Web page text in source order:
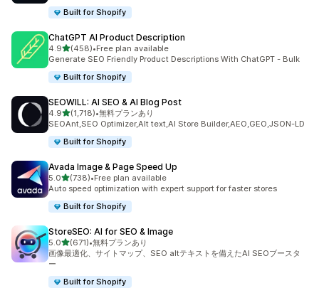
Built for Shopify
ChatGPT AI Product Description
4.95つ星中
(458)
合計レビュー数：458件
•Free plan available
Generate SEO Friendly Product Descriptions With ChatGPT - Bulk
Built for Shopify
SEOWILL: AI SEO & AI Blog Post
4.95つ星中
(1,718)
合計レビュー数：1718件
•無料プランあり
SEOAnt,SEO Optimizer,Alt text,AI Store Builder,AEO,GEO,JSON-LD
Built for Shopify
Avada Image & Page Speed Up
5.05つ星中
(738)
合計レビュー数：738件
•Free plan available
Auto speed optimization with expert support for faster stores
Built for Shopify
StoreSEO: AI for SEO & Image
5.05つ星中
(671)
合計レビュー数：671件
•無料プランあり
画像最適化、サイトマップ、SEO altテキストを備えたAI SEOブースタ
ー
Built for Shopify